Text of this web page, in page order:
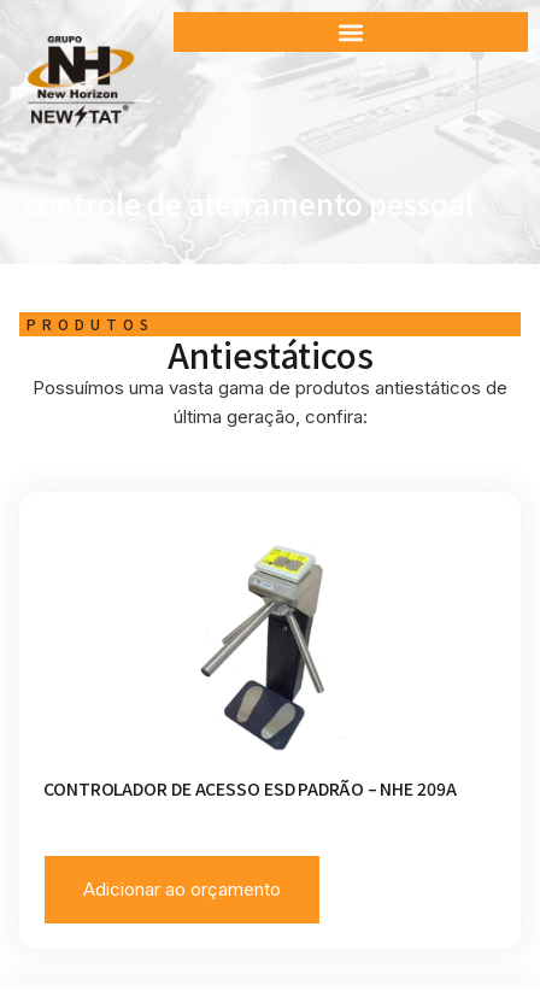
controle de aterramento pessoal
PRODUTOS
Antiestáticos
Possuímos uma vasta gama de produtos antiestáticos de
última geração, confira:
CONTROLADOR DE ACESSO ESD PADRÃO – NHE 209A
Adicionar ao orçamento